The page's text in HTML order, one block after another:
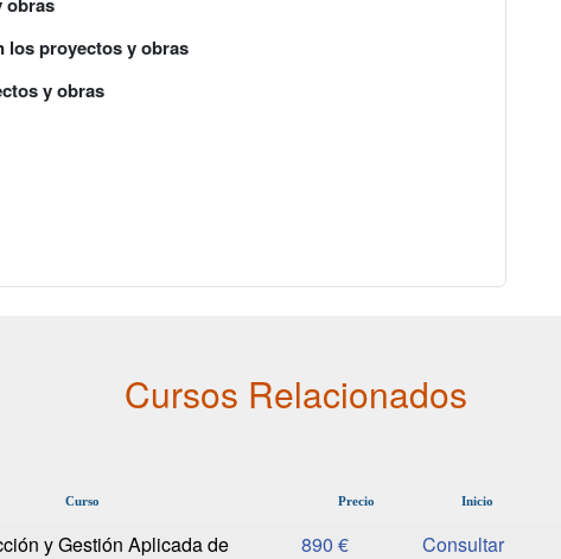
los proyectos y obras
y obras
Cursos Relacionados
Curso Precio Inicio
y Gestión Aplicada de
890 €